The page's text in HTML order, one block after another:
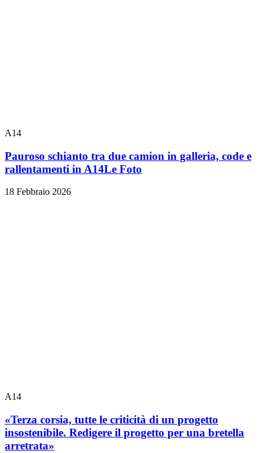
A14
Pauroso schianto tra due camion in galleria, code e
rallentamenti in A14Le Foto
18 Febbraio 2026
A14
«Terza corsia, tutte le criticità di un progetto
insostenibile. Redigere il progetto per una bretella
arretrata»